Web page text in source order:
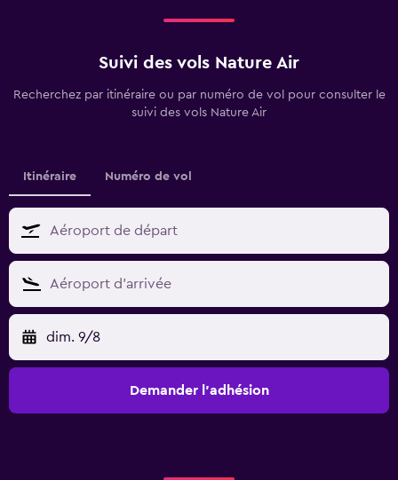
Suivi des vols Nature Air
Recherchez par itinéraire ou par numéro de vol pour consulter le
suivi des vols Nature Air
Itinéraire Numéro de vol
dim. 9/8
Demander l’adhésion